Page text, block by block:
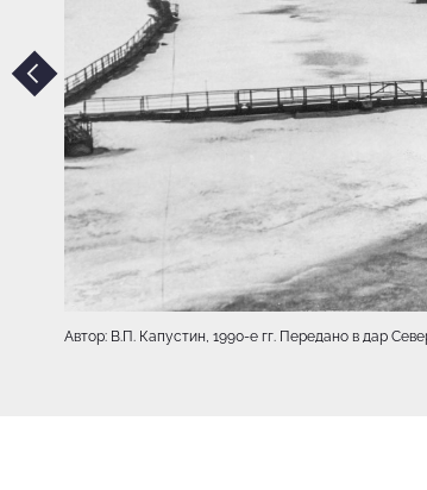
Автор: В.П. Капустин, 1990-e гг. Передано в дар